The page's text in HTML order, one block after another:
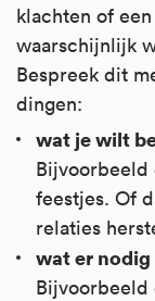
klachten of
waarschijnlijk
Bespreek dit
dingen:
wat je wilt
feestjes. Of
relaties
wat er nodig
Bijvoorbeeld